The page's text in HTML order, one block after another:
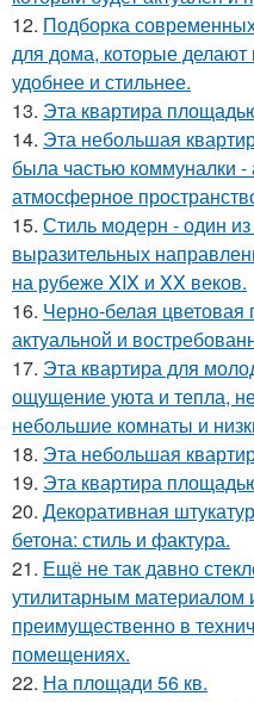
12. Подборка
для дома, которые
удобнее и стильнее.
13. Эта квартира
14. Эта небольшая
была частью коммуналки -
атмосферное
15. Стиль модерн - один
выразительных
на рубеже XIX и XX веков.
16. Черно-белая цветовая
актуальной и
17. Эта квартира для
ощущение уюта и тепла,
небольшие комнаты и
18. Эта небольшая
19. Эта квартира
20. Декоративная
бетона: стиль и фактура.
21. Ещё не так давно
утилитарным материалом
преимущественно в
помещениях.
22. На площади 56 кв.